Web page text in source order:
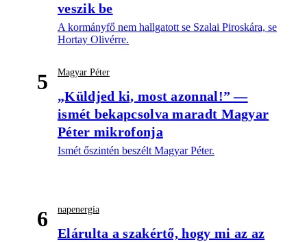
veszik be
A kormányfő nem hallgatott se Szalai Piroskára, se
Hortay Olivérre.
5 Magyar Péter
„Küldjed ki, most azonnal!” —
ismét bekapcsolva maradt Magyar
Péter mikrofonja
Ismét őszintén beszélt Magyar Péter.
6 napenergia
Elárulta a szakértő, hogy mi az az